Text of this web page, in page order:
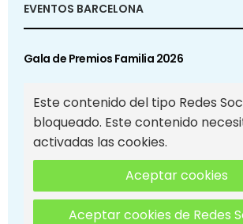
EVENTOS BARCELONA
Gala de Premios Familia 2026
Este contenido del tipo Redes
bloqueado. Este contenido
activadas las cookies.
Aceptar cookies
Aceptar cookies de Redes